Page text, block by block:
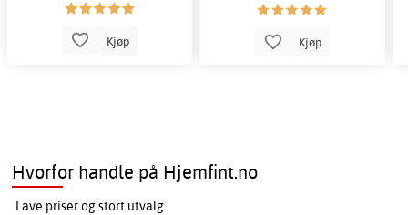
Kjøp Kjøp
Hvorfor handle på Hjemfint.no
Lave priser og stort utvalg